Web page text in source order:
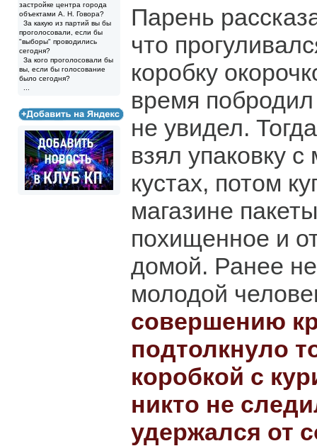
застройке центра города
объектами А. Н. Говора?
За какую из партий вы бы
проголосовали, если бы
"выборы" проводились
сегодня?
За кого проголосовали бы
вы, если бы голосование
было сегодня?
Парень
что
коробку
время
не увидел.
взял упаковку
кустах, потом
магазине
похищенное и
домой. Ранее
молодой
совершению
подтолкнуло
коробкой с
никто не
удержался от